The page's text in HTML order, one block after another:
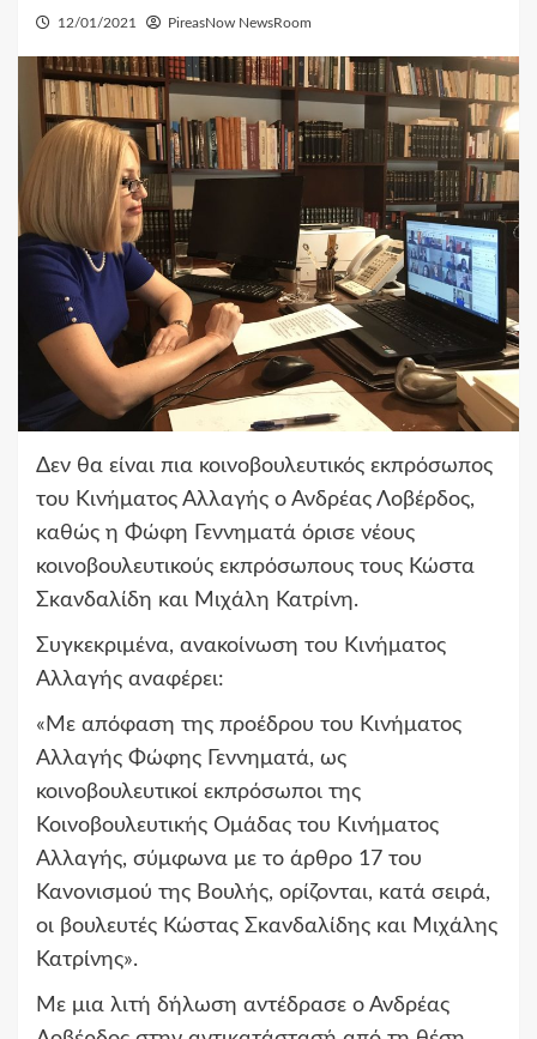
12/01/2021 PireasNow NewsRoom
Δεν θα είναι πια κοινοβουλευτικός εκπρόσωπος
του Κινήματος Αλλαγής ο Ανδρέας Λοβέρδος,
καθώς η Φώφη Γεννηματά όρισε νέους
κοινοβουλευτικούς εκπρόσωπους τους Κώστα
Σκανδαλίδη και Μιχάλη Κατρίνη.
Συγκεκριμένα, ανακοίνωση του Κινήματος
Αλλαγής αναφέρει:
«Με απόφαση της προέδρου του Κινήματος
Αλλαγής Φώφης Γεννηματά, ως
κοινοβουλευτικοί εκπρόσωποι της
Κοινοβουλευτικής Ομάδας του Κινήματος
Αλλαγής, σύμφωνα με το άρθρο 17 του
Κανονισμού της Βουλής, ορίζονται, κατά σειρά,
οι βουλευτές Κώστας Σκανδαλίδης και Μιχάλης
Κατρίνης».
Με μια λιτή δήλωση αντέδρασε ο Ανδρέας